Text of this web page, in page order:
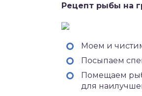
Рецепт рыбы на
Моем и
Посыпаем
Помещаем
для